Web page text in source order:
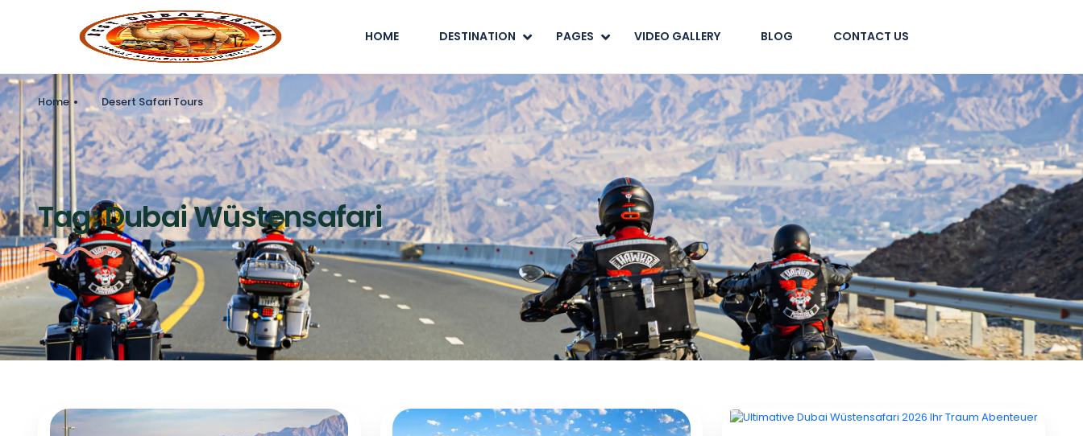
HOME DESTINATION PAGES VIDEO GALLERY BLOG CONTACT US
Tag:Dubai Wüstensafari
Home Desert Safari Tours